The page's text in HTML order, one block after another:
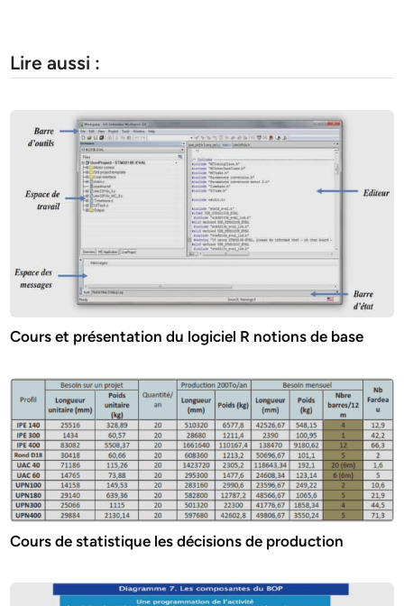
Lire aussi :
Cours et présentation du logiciel R notions de base
Cours de statistique les décisions de production